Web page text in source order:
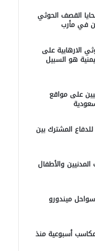
القصف الحوثي
في مأرب
الارهابية على
هو السبيل
على مواقع
المشترك بين
والأطفال
سواحل ميندورو
أسبوعية منذ